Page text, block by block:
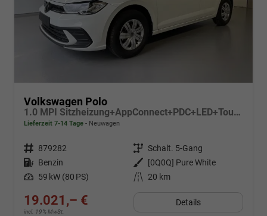
Volkswagen Polo
1.0 MPI Sitzheizung+AppConnect+PDC+LED+Touch+Lichtsensor+MultiLenkrad
Lieferzeit 7-14 Tage Neuwagen
Fahrzeugnr. 879282 Getriebe Schalt. 5-Gang
Kraftstoff Benzin Außenfarbe
[0Q0Q] Pure White
Leistung 59 kW (80 PS) Kilometerstand 20 km
19.021,– €
incl. 19% MwSt.
Details